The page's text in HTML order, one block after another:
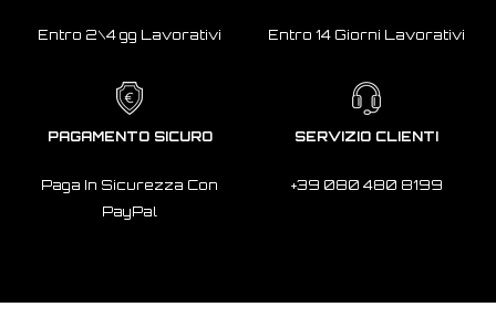
Entro 2\4 gg Lavorativi Entro 14 Giorni Lavorativi
PAGAMENTO SICURO
Paga In Sicurezza Con
PayPal
SERVIZIO CLIENTI
+39 080 480 8199